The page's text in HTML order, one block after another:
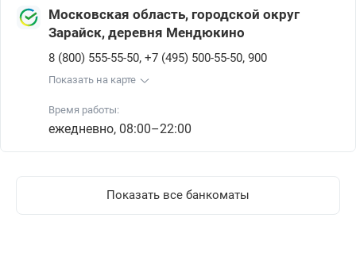
Московская область, городской округ
Зарайск, деревня Мендюкино
8 (800) 555-55-50, +7 (495) 500-55-50, 900
Показать на карте
Время работы:
ежедневно, 08:00–22:00
Показать все банкоматы